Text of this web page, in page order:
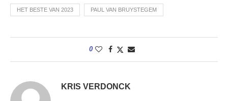
HET BESTE VAN 2023 PAUL VAN BRUYSTEGEM
0
KRIS VERDONCK